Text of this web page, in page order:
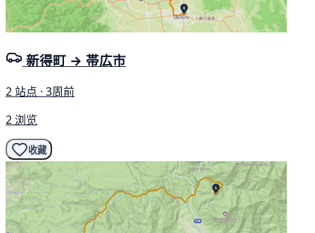
新得町 → 帯広市
2 站点 · 3周前
2 浏览
收藏